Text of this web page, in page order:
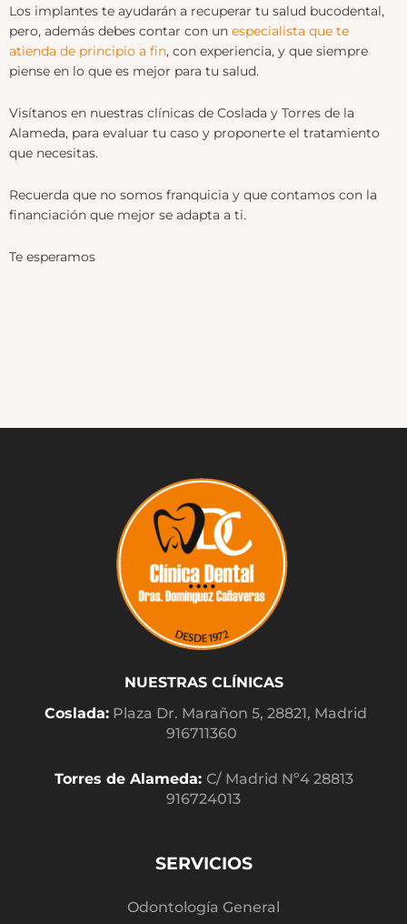
Los implantes te ayudarán a recuperar tu salud bucodental,
pero, además debes contar con un especialista que te
atienda de principio a fin, con experiencia, y que siempre
piense en lo que es mejor para tu salud.
Visítanos en nuestras clínicas de Coslada y Torres de la
Alameda, para evaluar tu caso y proponerte el tratamiento
que necesitas.
Recuerda que no somos franquicia y que contamos con la
financiación que mejor se adapta a ti.
Te esperamos
NUESTRAS CLÍNICAS
Coslada: Plaza Dr. Marañon 5, 28821, Madrid
916711360
Torres de Alameda: C/ Madrid Nº4 28813
916724013
SERVICIOS
Odontología General